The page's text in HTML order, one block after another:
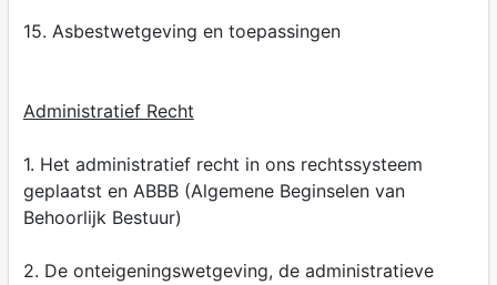
15. Asbestwetgeving en toepassingen
Administratief Recht
1. Het administratief recht in ons rechtssysteem
geplaatst en ABBB (Algemene Beginselen van
Behoorlijk Bestuur)
2. De onteigeningswetgeving, de administratieve